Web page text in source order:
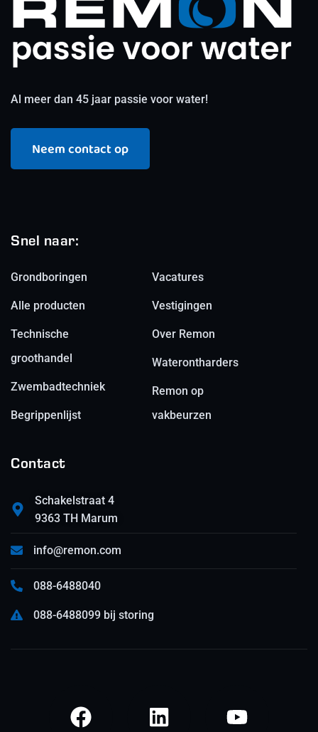
Al meer dan 45 jaar passie voor water!
Neem contact op
Snel naar:
Grondboringen
Alle producten
Technische
groothandel
Zwembadtechniek
Begrippenlijst
Vacatures
Vestigingen
Over Remon
Waterontharders
Remon op
vakbeurzen
Contact
Schakelstraat 4
9363 TH Marum
info@remon.com
088-6488040
088-6488099 bij storing